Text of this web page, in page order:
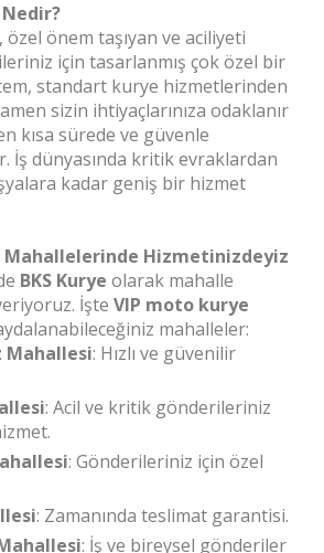
, özel önem taşıyan ve aciliyeti
için tasarlanmış çok özel bir
standart kurye hizmetlerinden
sizin ihtiyaçlarınıza odaklanır
kısa sürede ve güvenle
İş dünyasında kritik evraklardan
kadar geniş bir hizmet
Mahallelerinde Hizmetinizdeyiz
BKS Kurye olarak mahalle
İşte VIP moto kurye
mahalleler:
Mahallesi: Hızlı ve güvenilir
: Acil ve kritik gönderileriniz
: Gönderileriniz için özel
: Zamanında teslimat garantisi.
: İş ve bireysel gönderiler